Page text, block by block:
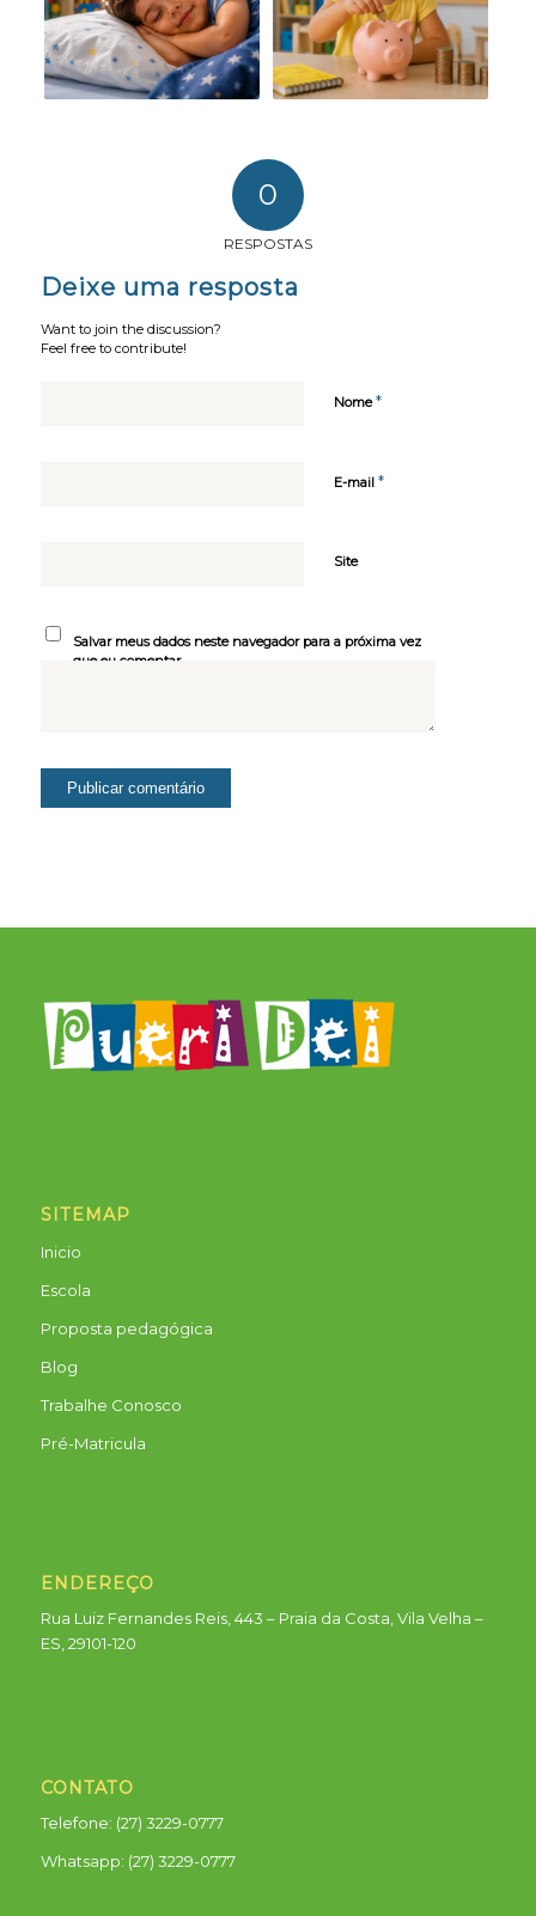
0
RESPOSTAS
Deixe uma resposta
Want to join the discussion?
Feel free to contribute!
Nome*
E-mail *
Site
Salvar meus dados neste navegador para a próxima vez
que eu comentar.
SITEMAP
Inicio
Escola
Proposta pedagógica
Blog
Trabalhe Conosco
Pré-Matricula
ENDEREÇO
Rua Luiz Fernandes Reis, 443 – Praia da Costa, Vila Velha –
ES, 29101-120
CONTATO
Telefone: (27) 3229-0777
Whatsapp: (27) 3229-0777